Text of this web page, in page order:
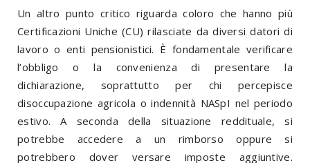
Un altro punto critico riguarda coloro che hanno più
Certificazioni Uniche (CU) rilasciate da diversi datori di
lavoro o enti pensionistici. È fondamentale verificare
l’obbligo o la convenienza di presentare la
dichiarazione, soprattutto per chi percepisce
disoccupazione agricola o indennità NASpI nel periodo
estivo. A seconda della situazione reddituale, si
potrebbe accedere a un rimborso oppure si
potrebbero dover versare imposte aggiuntive.